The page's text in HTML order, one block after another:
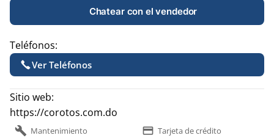
Chatear con el vendedor
Teléfonos:
Ver Teléfonos
Sitio web:
https://corotos.com.do
build Mantenimiento payment Tarjeta de crédito